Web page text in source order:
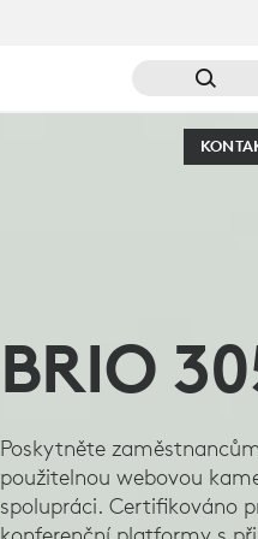
BRIO
Poskytněte
použitelnou webovou
spolupráci. Certifikováno